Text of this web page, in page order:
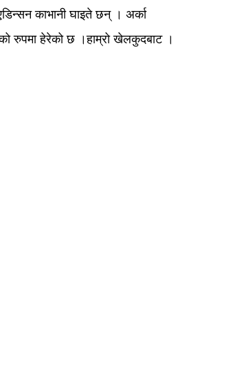
काभानी घाइते छन् । अर्का
रुपमा हेरेको छ ।हाम्रो खेलकुदबाट ।